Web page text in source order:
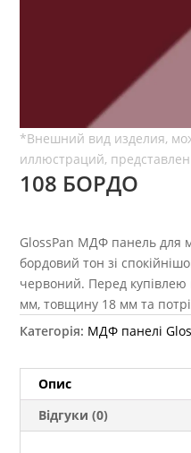
108 БОРДО
GlossPan МДФ панель для
бордовий тон зі
червоний. Перед
мм, товщину 18 мм та
Категорія: МДФ панелі
Опис
Відгуки (0)